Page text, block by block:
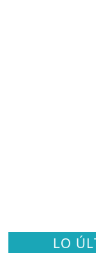
LO